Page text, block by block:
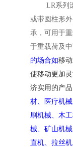
LR系列
或带圆柱形
承， 可用于
于重载荷及
的场合如移
使移动更加
济实用的产品
材、医疗机
刷机械、木
械、矿山机
直机、拉丝机